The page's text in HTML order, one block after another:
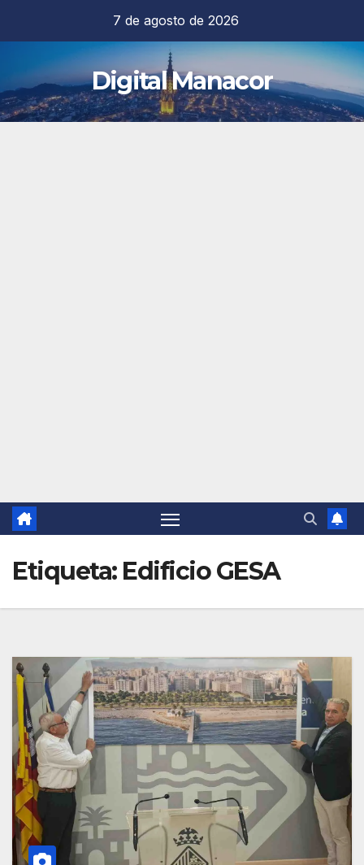
contenido
7 de agosto de 2026
Digital Manacor
Etiqueta: Edificio GESA